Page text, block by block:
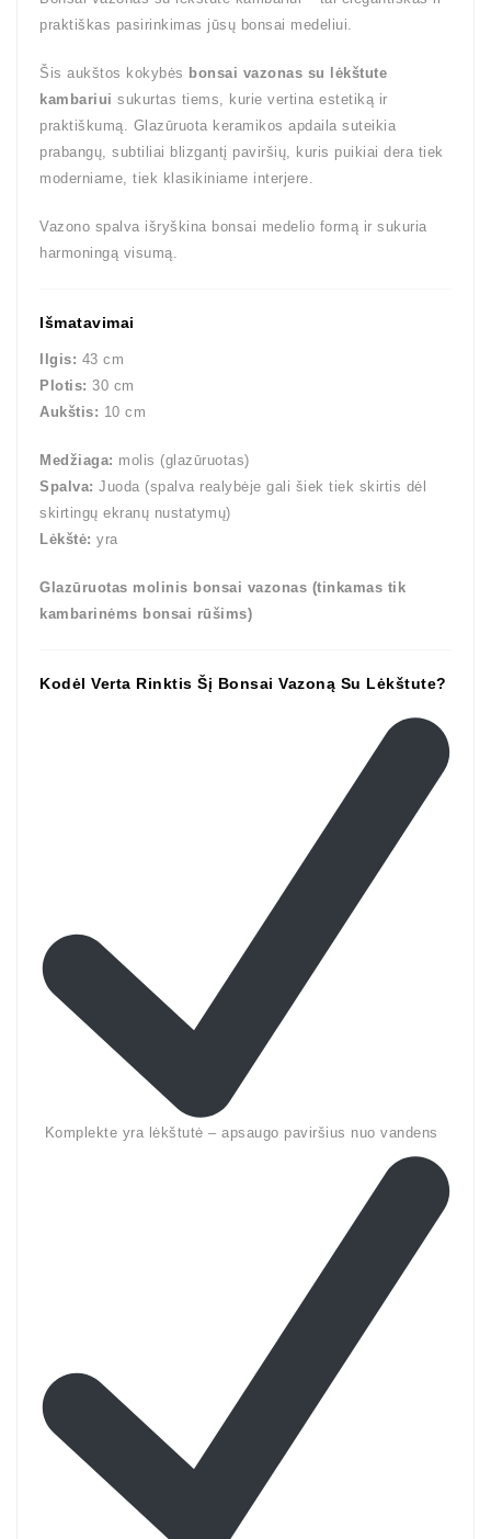
praktiškas pasirinkimas jūsų bonsai medeliui.
Šis aukštos kokybės bonsai vazonas su lėkštute
kambariui sukurtas tiems, kurie vertina estetiką ir
praktiškumą. Glazūruota keramikos apdaila suteikia
prabangų, subtiliai blizgantį paviršių, kuris puikiai dera tiek
moderniame, tiek klasikiniame interjere.
Vazono spalva išryškina bonsai medelio formą ir sukuria
harmoningą visumą.
Išmatavimai
Ilgis: 43 cm
Plotis: 30 cm
Aukštis: 10 cm
Medžiaga: molis (glazūruotas)
Spalva: Juoda (spalva realybėje gali šiek tiek skirtis dėl
skirtingų ekranų nustatymų)
Lėkštė: yra
Glazūruotas molinis bonsai vazonas (tinkamas tik
kambarinėms bonsai rūšims)
Kodėl Verta Rinktis Šį Bonsai Vazoną Su Lėkštute?
Komplekte yra lėkštutė – apsaugo paviršius nuo vandens